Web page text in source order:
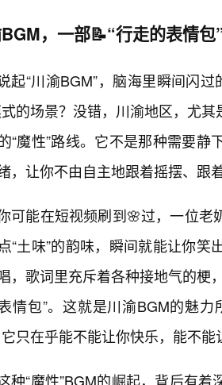
，一部📝“行走的表情包
起“川渝BGM”，脑海里瞬间闪
式的场景？没错，川渝地区，尤
“魔性”路线。它不是那种需要
，让你不由自主地跟着摇摆、跟
可能在短视频刷到🌸过，一位老
“土味”的韵味，瞬间就能让你
，歌词里充斥着各种接地气的梗
情包”。这就是川渝BGM的魅
它只在乎能不能让你快乐，能不
种“魔性”BGM的崛起，背后有